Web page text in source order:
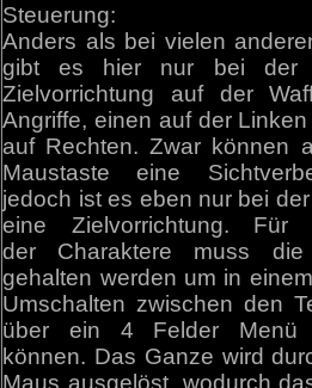
Steuerung:
Anders als bei vielen
gibt es hier nur bei der
Zielvorrichtung auf der
Angriffe, einen auf der
auf Rechten. Zwar können
Maustaste eine
jedoch ist es eben nur bei
eine Zielvorrichtung. Für
der Charaktere muss die
gehalten werden um in
Umschalten zwischen den
über ein 4 Felder Menü
können. Das Ganze wird
Maus ausgelöst, wodurch